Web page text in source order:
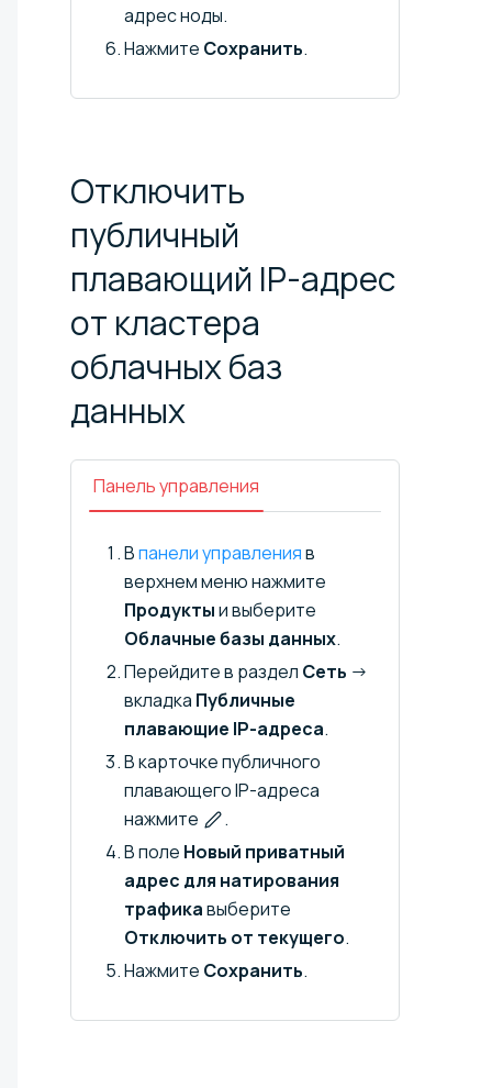
адрес ноды.
Нажмите Сохранить.
Отключить
публичный
плавающий IP-адрес
от кластера
облачных баз
данных
Панель управления
Впанели управленияв
верхнем меню нажмите
Продуктыи выберите
Облачные базы данных.
Перейдите в раздел Сеть →
вкладка Публичные
плавающие IP-адреса.
В карточке публичного
плавающего IP-адреса
нажмите
.
В поле Новый приватный
адрес для натирования
трафикавыберите
Отключить от текущего.
Нажмите Сохранить.